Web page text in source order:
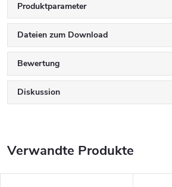
Produktparameter
Dateien zum Download
Bewertung
Diskussion
Verwandte Produkte